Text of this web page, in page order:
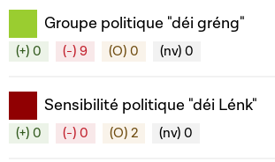
Groupe politique "déi gréng"
(+) 0 (-) 9 (O) 0 (nv) 0
Sensibilité politique "déi Lénk"
(+) 0 (-) 0 (O) 2 (nv) 0